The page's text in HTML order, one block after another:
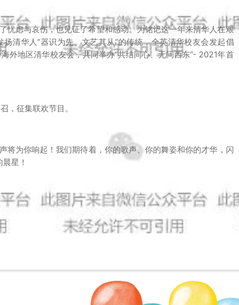
忧虑与哀伤，也见证了希望和感动。为铭记这一年来清华人在艰
清华人“器识为先、文艺其从”的传统，全英清华校友会发起倡
外地区清华校友会，共同举办“共结同心、无问西东”- 2021年首
，征集联欢节目。
将为你响起！我们期待着，你的歌声、你的舞姿和你的才华，闪
星！